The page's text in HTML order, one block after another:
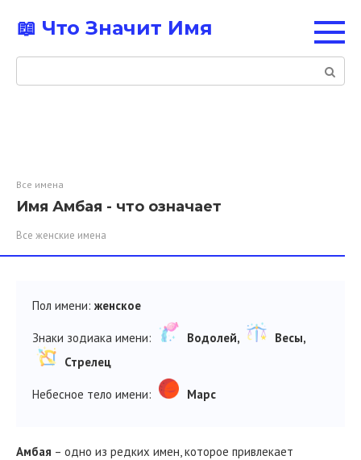
контенту
📖 Что Значит Имя
Поиск:
Все имена
Имя Амбая - что означает
Все женские имена
Пол имени: женское
Знаки зодиака имени: Водолей,
Весы,
Стрелец
Небесное тело имени: Марс
Амбая – одно из редких имен, которое привлекает